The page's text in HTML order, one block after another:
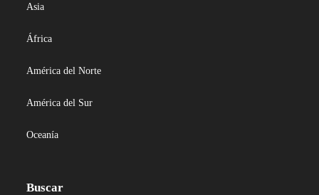
Asia
África
América del Norte
América del Sur
Oceanía
Buscar